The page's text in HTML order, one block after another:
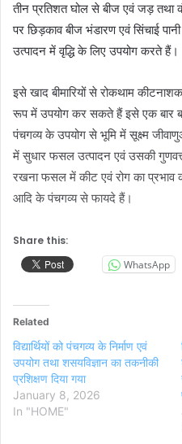
तीन प्रतिशत घोल से बीज एवं जड़
पर छिड़काव बीज भंडारण एवं सिंचाई
उत्पादन में वृद्धि के लिए उपयोग करते हैं।
इसे खाद बीमारियों से रोकथाम
रूप में उपयोग कर सकते हैं इसे एक बार
पंचगव्य के उपयोग से भूमि में सूक्ष्म
में सुधार फसल उत्पादन एवं उसकी
रखना फसल में कीट एवं रोग का
आदि के पंचगव्य से फायदे हैं।
Share this:
WhatsApp
Related
विद्यार्थियों को पंचगव्य के निर्माण एवं
उपयोग तथा शसयविज्ञान का तकनीकी
प्रशिक्षण दिया गया
January 8, 2026
In "HOME"